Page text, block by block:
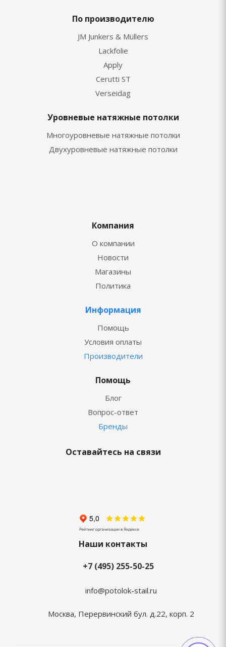
По производителю
JM Junkers & Müllers
Lackfolie
Apply
Cerutti ST
Verseidag
Уровневые натяжные потолки
Многоуровневые натяжные потолки
Двухуровневые натяжные потолки
Компания
О компании
Новости
Магазины
Политика
Информация
Помощь
Условия оплаты
Производители
Помощь
Блог
Вопрос-ответ
Бренды
Оставайтесь на связи
Наши контакты
+7 (495) 255-50-25
info@potolok-stail.ru
Москва, Перервинский бул. д.22, корп. 2